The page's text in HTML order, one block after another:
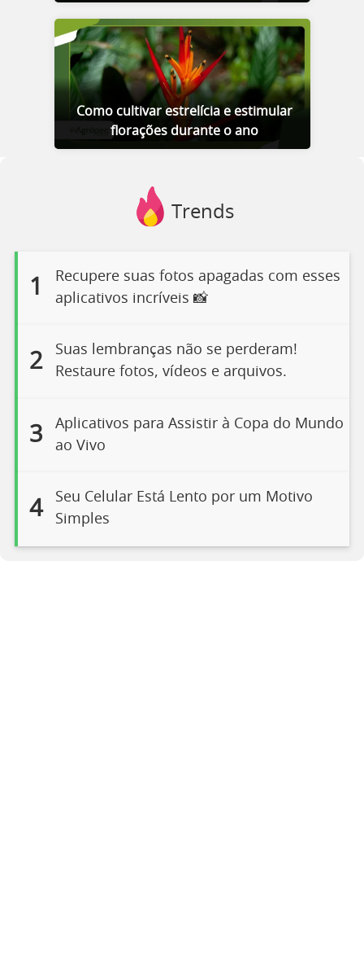
Como cultivar estrelícia e estimular
florações durante o ano
Trends
1
Recupere suas fotos apagadas com esses
aplicativos incríveis 📸
2
Suas lembranças não se perderam!
Restaure fotos, vídeos e arquivos.
3
Aplicativos para Assistir à Copa do Mundo
ao Vivo
4
Seu Celular Está Lento por um Motivo
Simples